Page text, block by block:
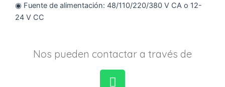
◉ Fuente de alimentación: 48/110/220/380 V CA o 12-
24 V CC
Nos pueden contactar a través de